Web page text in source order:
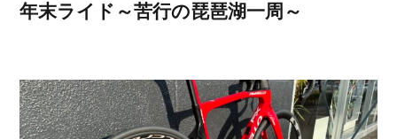
年末ライド～苦行の琵琶湖一周～